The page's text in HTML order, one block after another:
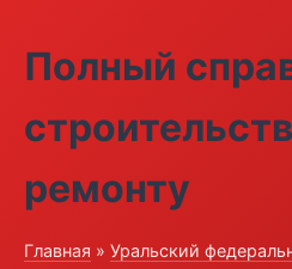
Полный
ремонту
Главная » Уральский